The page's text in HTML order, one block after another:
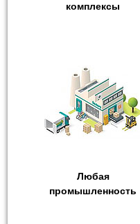
комплексы
Любая
промышленность